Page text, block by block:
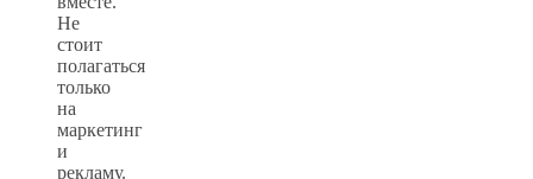
Не
стоит
полагаться
только
на
маркетинг
и
рекламу.